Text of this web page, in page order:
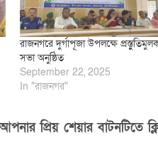
রাজনগরে দুর্গাপূজা উপলক্ষে
সভা অনুষ্ঠিত
September 22, 2025
In "রাজনগর"
প্রিয় শেয়ার বাটনটিতে